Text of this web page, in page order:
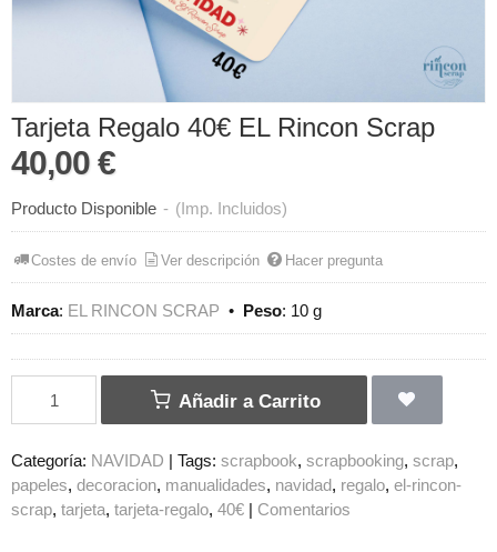
Tarjeta Regalo 40€ EL Rincon Scrap
40,00 €
Producto Disponible - (Imp. Incluidos)
Costes de envío Ver descripción Hacer pregunta
Marca: EL RINCON SCRAP • Peso: 10 g
Añadir a Carrito
Categoría: NAVIDAD Tags: scrapbook scrapbooking scrap
papeles decoracion manualidades navidad regalo el-rincon-
scrap tarjeta tarjeta-regalo 40€ Comentarios